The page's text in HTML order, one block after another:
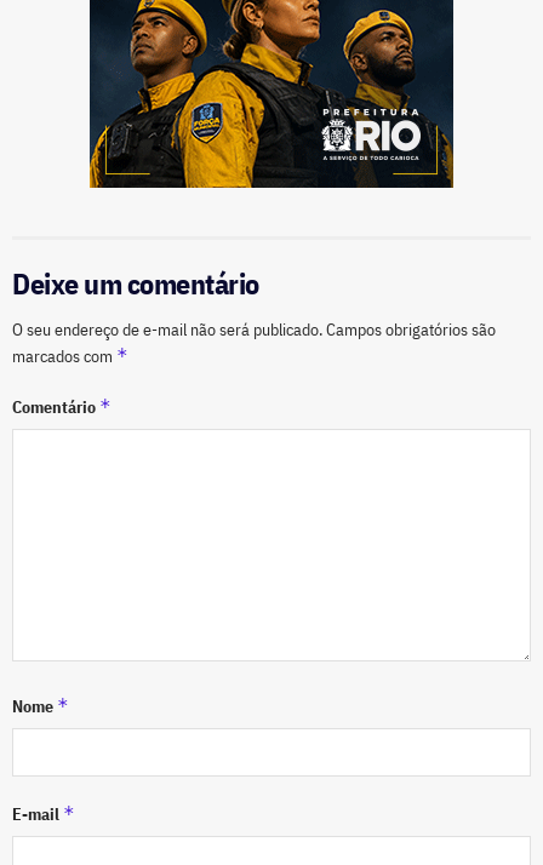
Deixe um comentário
O seu endereço de e-mail não será publicado.Campos obrigatórios são
marcados com *
Comentário *
Nome *
E-mail *